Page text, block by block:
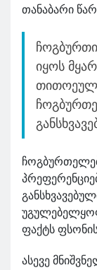
თანაბარი
იყოს
ფაქტს
ასევე